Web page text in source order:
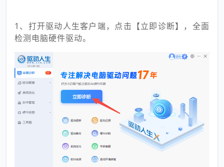
1、打开驱动人生客户端，点击【立即诊断】，全面
检测电脑硬件驱动。